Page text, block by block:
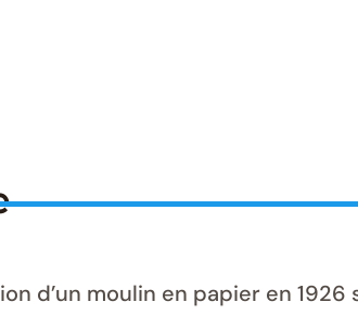
d’un moulin en papier en